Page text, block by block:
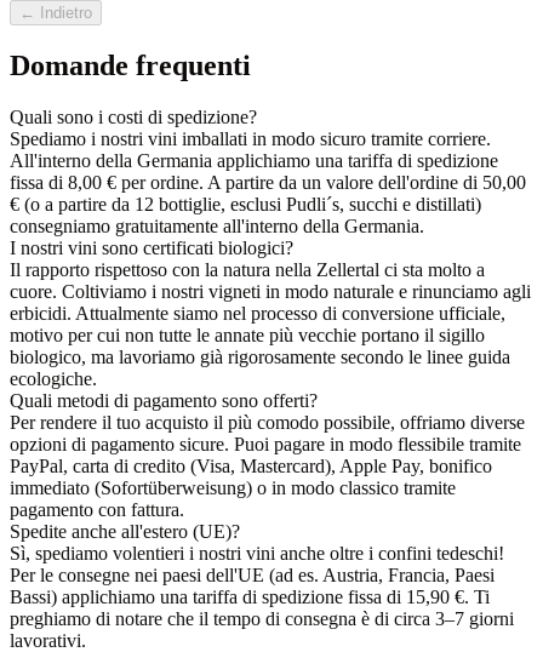
←
Indietro
Domande frequenti
Quali sono i costi di spedizione?
Spediamo i nostri vini imballati in modo sicuro tramite corriere.
All'interno della Germania applichiamo una tariffa di spedizione
fissa di 8,00 € per ordine. A partire da un valore dell'ordine di 50,00
€ (o a partire da 12 bottiglie, esclusi Pudli´s, succhi e distillati)
consegniamo gratuitamente all'interno della Germania.
I nostri vini sono certificati biologici?
Il rapporto rispettoso con la natura nella Zellertal ci sta molto a
cuore. Coltiviamo i nostri vigneti in modo naturale e rinunciamo agli
erbicidi. Attualmente siamo nel processo di conversione ufficiale,
motivo per cui non tutte le annate più vecchie portano il sigillo
biologico, ma lavoriamo già rigorosamente secondo le linee guida
ecologiche.
Quali metodi di pagamento sono offerti?
Per rendere il tuo acquisto il più comodo possibile, offriamo diverse
opzioni di pagamento sicure. Puoi pagare in modo flessibile tramite
PayPal, carta di credito (Visa, Mastercard), Apple Pay, bonifico
immediato (Sofortüberweisung) o in modo classico tramite
pagamento con fattura.
Spedite anche all'estero (UE)?
Sì, spediamo volentieri i nostri vini anche oltre i confini tedeschi!
Per le consegne nei paesi dell'UE (ad es. Austria, Francia, Paesi
Bassi) applichiamo una tariffa di spedizione fissa di 15,90 €. Ti
preghiamo di notare che il tempo di consegna è di circa 3–7 giorni
lavorativi.